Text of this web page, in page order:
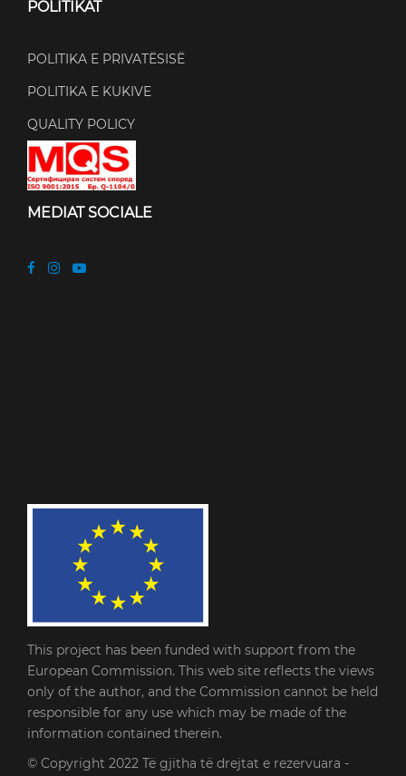
POLITIKAT
POLITIKA E PRIVATËSISË
POLITIKA E KUKIVE
QUALITY POLICY
MEDIAT SOCIALE
This project has been funded with support from the
European Commission. This web site reflects the views
only of the author, and the Commission cannot be held
responsible for any use which may be made of the
information contained therein.
© Copyright 2022 Të gjitha të drejtat e rezervuara -